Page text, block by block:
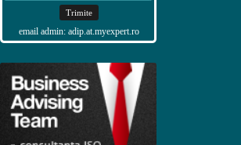
email admin: adip.at.myexpert.ro